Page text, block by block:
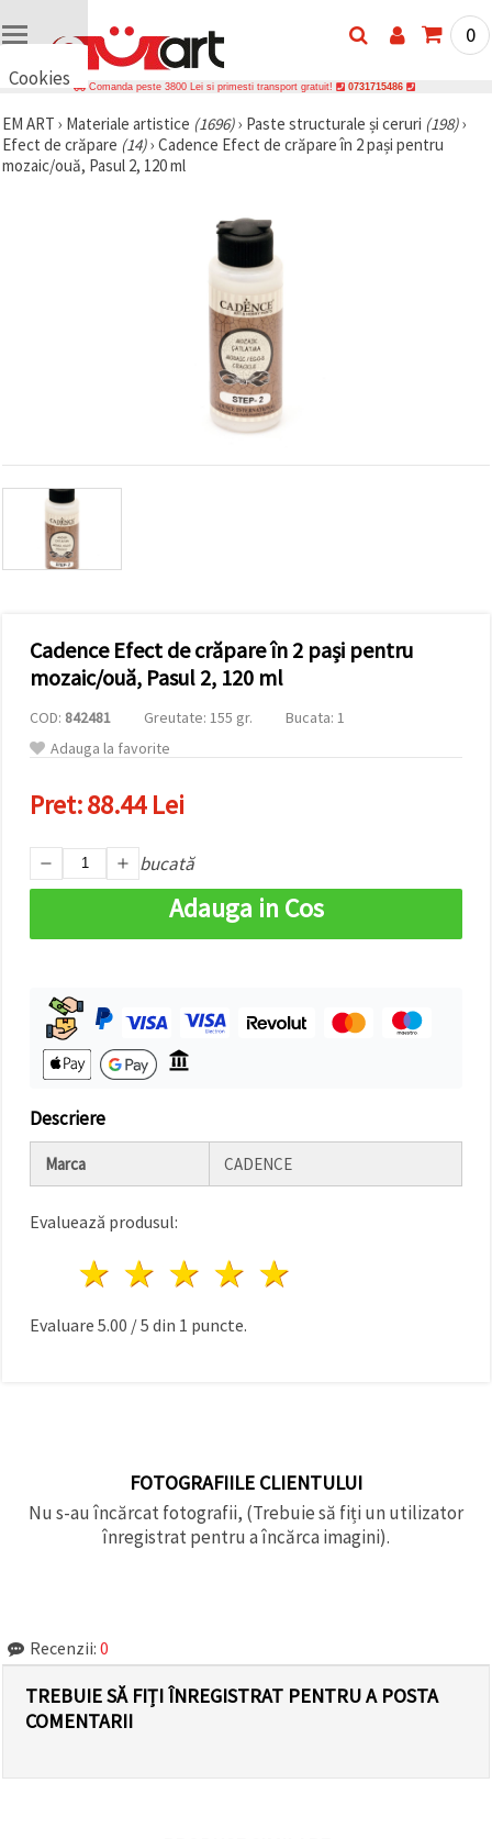
Cookies
vrem să vă
oferim
câteva
cookie -uri.
vizitele.
Puteți fi de
acord să
utilizați
toate
site!" Sau să
vă indicați
preferințele
selectând
cookie -uri
pe butonul
"Salvați"
Аcceptati
Setări
0
Comanda peste 3800 Lei si primesti transport gratuit! 0731715486
EM ART › Materiale artistice (1696)› Paste structurale și ceruri (198)›
Efect de crăpare (14)› Cadence Efect de crăpare în 2 pași pentru
mozaic/ouă, Pasul 2, 120 ml
Cadence Efect de crăpare în 2 pași pentru
mozaic/ouă, Pasul 2, 120 ml
COD: 842481 Greutate: 155 gr.
Bucata: 1
Adauga la favorite
Pret:88.44 Lei
bucată
Adauga in Cos
Descriere
Marca CADENCE
Evaluează produsul:
4 stele
3 stele
2 stele
1 stea
Evaluare 5.00 /5 din 1 puncte.
FOTOGRAFIILE CLIENTULUI
Nu s-au încărcat fotografii, (Trebuie să fiți un utilizator
înregistrat pentru a încărca imagini).
Recenzii: 0
TREBUIE SĂ FIȚI ÎNREGISTRAT PENTRU A POSTA
COMENTARII